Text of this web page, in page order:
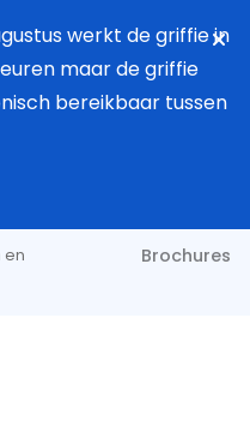
werkt de griffie in
maar de griffie
bereikbaar tussen
en
Brochures